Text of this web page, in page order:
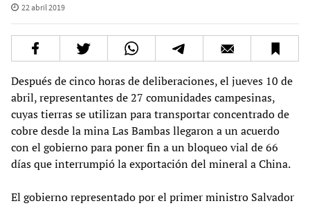
22 abril 2019
Después de cinco horas de deliberaciones, el jueves 10 de
abril, representantes de 27 comunidades campesinas,
cuyas tierras se utilizan para transportar concentrado de
cobre desde la mina Las Bambas llegaron a un acuerdo
con el gobierno para poner fin a un bloqueo vial de 66
días que interrumpió la exportación del mineral a China.
El gobierno representado por el primer ministro Salvador